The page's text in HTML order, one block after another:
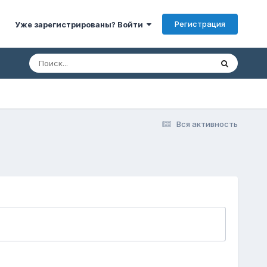
Уже зарегистрированы? Войти Регистрация
Вся активность